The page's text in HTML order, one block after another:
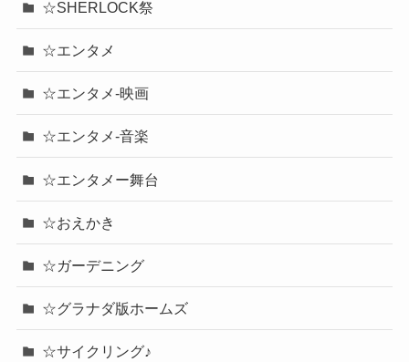
☆SHERLOCK祭
☆エンタメ
☆エンタメ-映画
☆エンタメ-音楽
☆エンタメー舞台
☆おえかき
☆ガーデニング
☆グラナダ版ホームズ
☆サイクリング♪